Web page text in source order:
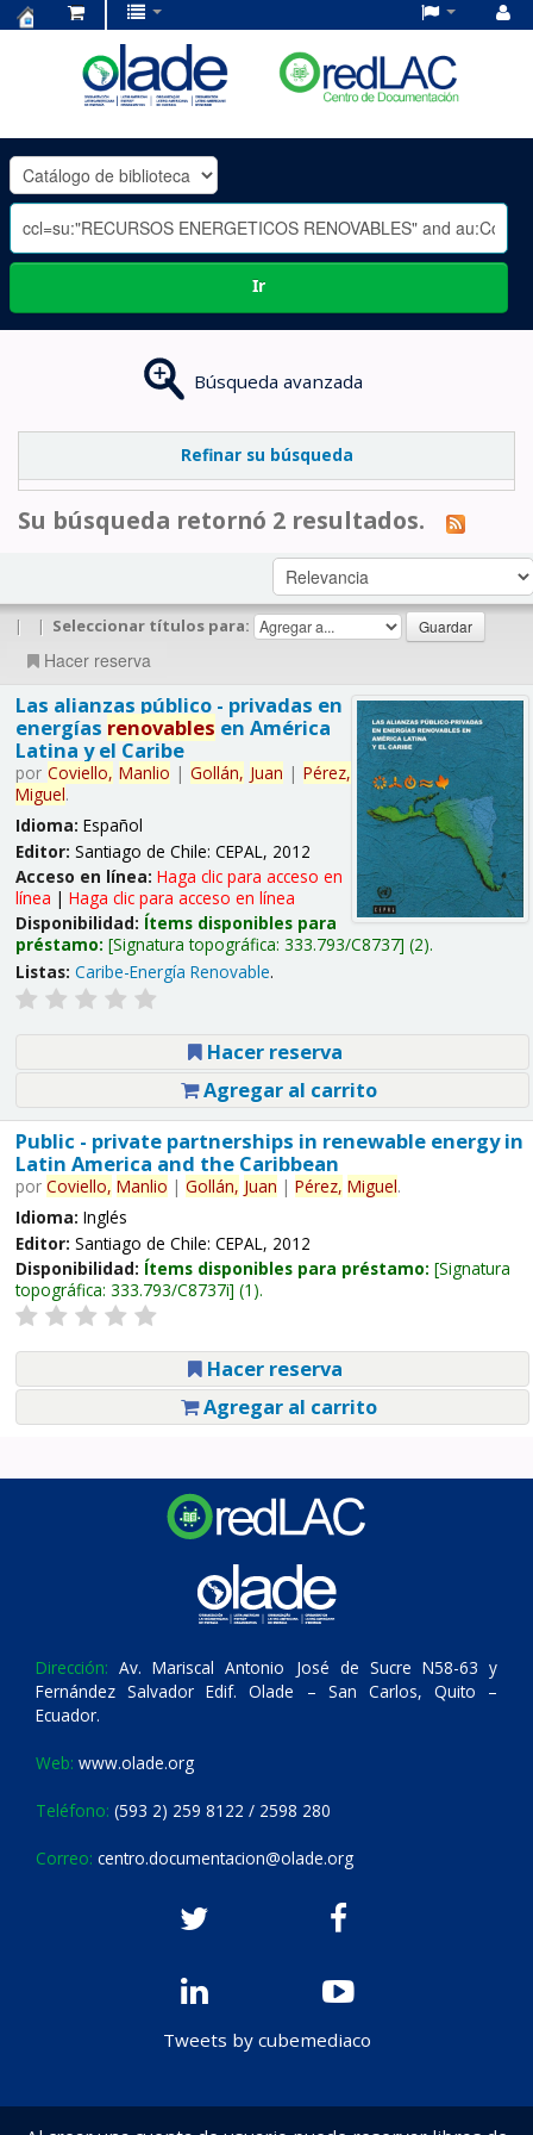
OLADE
-
Ir
Búsqueda avanzada
Refinar su búsqueda
Su búsqueda retornó 2 resultados.
| | Seleccionar títulos para:
Hacer reserva
Las alianzas público - privadas en
energías renovables en América
Latina y el Caribe
por Coviello, Manlio | Gollán, Juan | Pérez,
Miguel.
Idioma: Español
Editor: Santiago de Chile: CEPAL, 2012
Acceso en línea: Haga clic para acceso en
línea | Haga clic para acceso en línea
Disponibilidad: Ítems disponibles para
préstamo: Signatura topográfica: 333.793/C8737 (2).
Listas: Caribe-Energía Renovable.
Hacer reserva
Agregar al carrito
Public - private partnerships in renewable energy in
Latin America and the Caribbean
por Coviello, Manlio | Gollán, Juan | Pérez, Miguel.
Idioma: Inglés
Editor: Santiago de Chile: CEPAL, 2012
Disponibilidad: Ítems disponibles para préstamo: Signatura
topográfica: 333.793/C8737i (1).
Hacer reserva
Agregar al carrito
Dirección: Av. Mariscal Antonio José de Sucre N58-63 y
Fernández Salvador Edif. Olade – San Carlos, Quito –
Ecuador.
Web: www.olade.org
Teléfono: (593 2) 259 8122 / 2598 280
Correo: centro.documentacion@olade.org
Tweets by cubemediaco